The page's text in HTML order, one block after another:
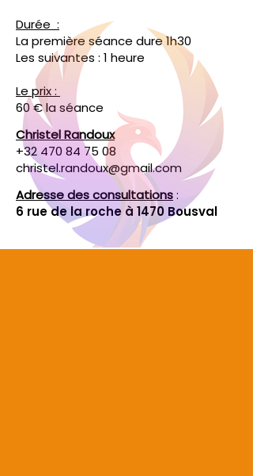
Durée :
La première séance dure 1h30
Les suivantes : 1 heure
Le prix :
60 € la séance
Christel Randoux
+32 470 84 75 08
christel.randoux@gmail.com
Adresse des consultations:
6 rue de la roche à 1470 Bousval